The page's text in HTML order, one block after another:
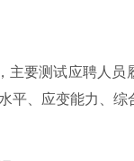
主要测试应聘人员
平、应变能力、综